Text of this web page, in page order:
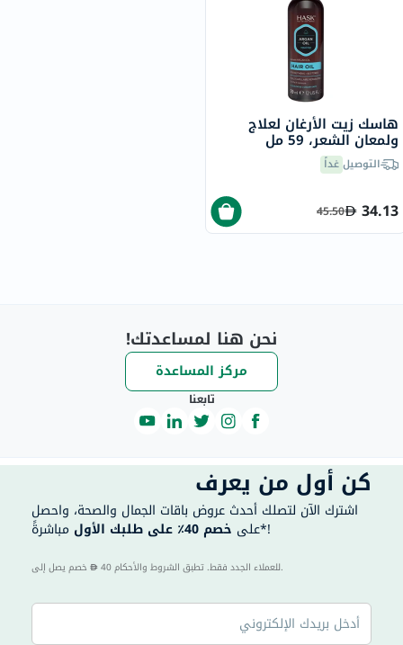
هاسك زيت الأرغان لعلاج
ولمعان الشعر، 59 مل
التوصيلغداً
34.13
45.50
نحن هنا لمساعدتك!
مركز المساعدة
تابعنا
كن أول من يعرف
اشترك الآن لتصلك أحدث عروض باقات الجمال والصحة، واحصل
على خصم 40٪ على طلبك الأول مباشرةً*!
40 للعملاء الجدد فقط. تطبق الشروط والأحكام.